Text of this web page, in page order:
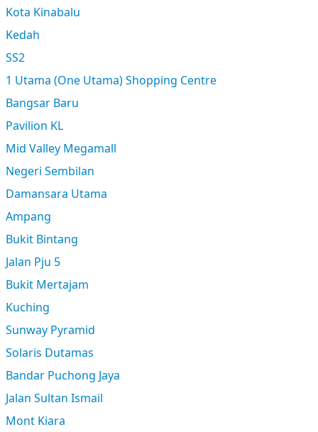
Kota Kinabalu
Kedah
SS2
1 Utama (One Utama) Shopping Centre
Bangsar Baru
Pavilion KL
Mid Valley Megamall
Negeri Sembilan
Damansara Utama
Ampang
Bukit Bintang
Jalan Pju 5
Bukit Mertajam
Kuching
Sunway Pyramid
Solaris Dutamas
Bandar Puchong Jaya
Jalan Sultan Ismail
Mont Kiara